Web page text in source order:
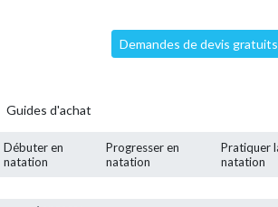
Demandes de devis
Débuter en
natation
Progresser en
natation
Pratiquer
natation
Guides d'achat